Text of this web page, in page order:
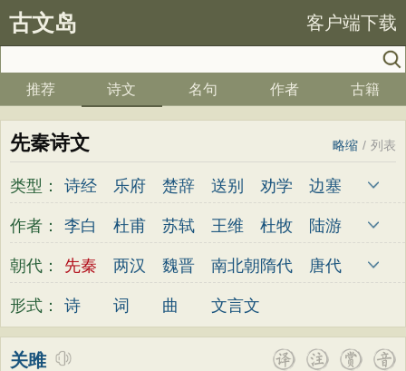
古文岛 客户端下载
推荐 诗文 名句 作者 古籍
先秦诗文 列表
/
略缩
类型： 诗经 乐府 楚辞 送别 劝学
边塞
儿童
春天 夏天 秋天 冬天
悲愤
散文
闺怨 抒情 赞美
秋思
叙事
写雪
作者： 李白 杜甫 苏轼 王维 杜牧
陆游
李煜
元稹 韩愈 岑参 齐己
贾岛
皎然
许浑 罗隐 贯休 韦庄
屈原
王勃
岳飞
姚合
朝代： 先秦 两汉 魏晋 南北朝 隋代
唐代
五代
宋代 金朝 元代
形式： 诗 词 曲 文言文
关雎